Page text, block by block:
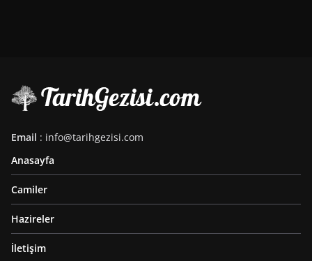
Email : info@tarihgezisi.com
Anasayfa
Camiler
Hazireler
İletişim